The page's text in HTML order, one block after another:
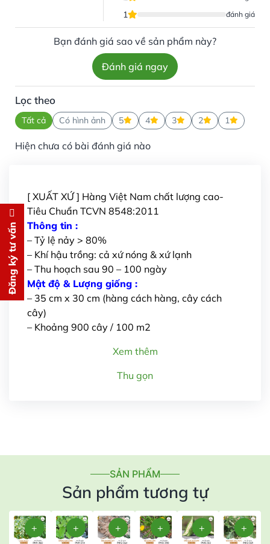
1 đánh giá
Bạn đánh giá sao về sản phẩm này?
Đánh giá ngay
Lọc theo
Tất cả Có hình ảnh 5 4 3 2 1
Hiện chưa có bài đánh giá nào
[ XUẤT XỨ ] Hàng Việt Nam chất lượng cao-
Tiêu Chuẩn TCVN 8548:2011
Thông tin :
– Tỷ lệ nảy > 80%
– Khí hậu trồng: cả xứ nóng & xứ lạnh
– Thu hoạch sau 90 – 100 ngày
Mật độ & Lượng giống :
– 35 cm x 30 cm (hàng cách hàng, cây cách
cây)
– Khoảng 900 cây / 100 m2
Xem thêm
Thu gọn
SẢN PHẨM
Sản phẩm tương tự
Đăng ký tư vấn Đăng ký tư vấn
Chúng tôi sẽ gọi lại tư vấn MIỄN
PHÍ
cho bạn ngay lập tức
Gửi thông tin